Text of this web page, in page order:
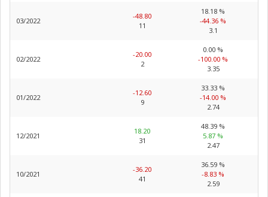
03/2022
-48.80
11
18.18 %
-44.36 %
3.1
02/2022
-20.00
2
0.00 %
-100.00 %
3.35
01/2022
-12.60
9
33.33 %
-14.00 %
2.74
12/2021
18.20
31
48.39 %
5.87 %
2.47
10/2021
-36.20
41
36.59 %
-8.83 %
2.59